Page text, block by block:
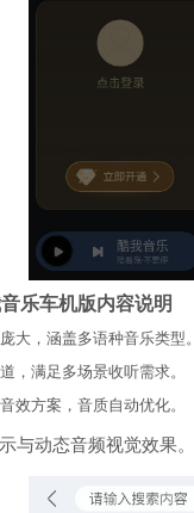
音乐车机版内容说明
大，涵盖多语种音乐类型。
，满足多场景收听需求。
效方案，音质自动优化。
与动态音频视觉效果。